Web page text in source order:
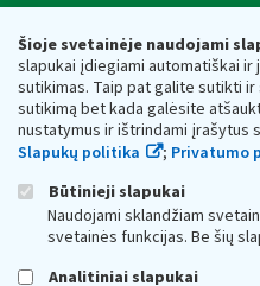
Šioje svetainėje naudojami
slapukai įdiegiami automatiškai ir
sutikimas. Taip pat galite sutikti ir
sutikimą bet kada galėsite
nustatymus ir ištrindami įrašytus
Slapukų politika
; Privatumo
Būtinieji slapukai
Naudojami sklandžiam
svetainės funkcijas. Be šių
Analitiniai slapukai
Valstybinė mokesčių
Respublikos finansų
Biudžetinė įstaiga. Juridinio
adresas: Vasario 16-osios g. 14,
vmi@vmi.lt , E. pristatymo dėžutės
Duomenys apie Valstybinę
Respublikos finansų ministerijos